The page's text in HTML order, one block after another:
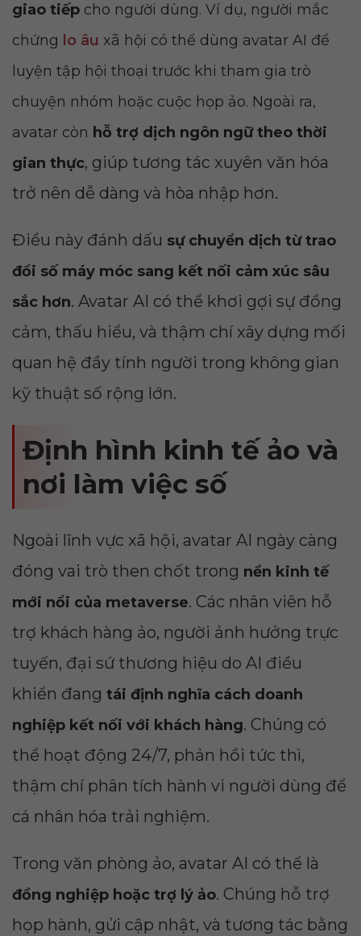
giao tiếp cho người dùng. Ví dụ, người mắc
chứng lo âu xã hội có thể dùng avatar AI để
luyện tập hội thoại trước khi tham gia trò
chuyện nhóm hoặc cuộc họp ảo. Ngoài ra,
avatar còn hỗ trợ dịch ngôn ngữ theo thời
gian thực, giúp tương tác xuyên văn hóa
trở nên dễ dàng và hòa nhập hơn.
Điều này đánh dấu sự chuyển dịch từ trao
đổi số máy móc sang kết nối cảm xúc sâu
sắc hơn. Avatar AI có thể khơi gợi sự đồng
cảm, thấu hiểu, và thậm chí xây dựng mối
quan hệ đầy tính người trong không gian
kỹ thuật số rộng lớn.
Định hình kinh tế ảo và
nơi làm việc số
Ngoài lĩnh vực xã hội, avatar AI ngày càng
đóng vai trò then chốt trong nền kinh tế
mới nổi của metaverse. Các nhân viên hỗ
trợ khách hàng ảo, người ảnh hưởng trực
tuyến, đại sứ thương hiệu do AI điều
khiển đang tái định nghĩa cách doanh
nghiệp kết nối với khách hàng. Chúng có
thể hoạt động 24/7, phản hồi tức thì,
thậm chí phân tích hành vi người dùng để
cá nhân hóa trải nghiệm.
Trong văn phòng ảo, avatar AI có thể là
đồng nghiệp hoặc trợ lý ảo. Chúng hỗ trợ
họp hành, gửi cập nhật, và tương tác bằng